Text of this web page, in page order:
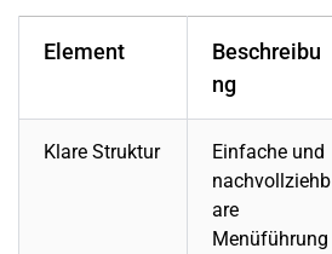
Element
Beschreibu
ng
Klare Struktur
Einfache und
nachvollziehb
are
Menüführung